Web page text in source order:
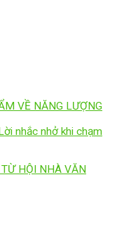
VỀ NĂNG LƯỢNG
nhắc nhở khi chạm
HỘI NHÀ VĂN